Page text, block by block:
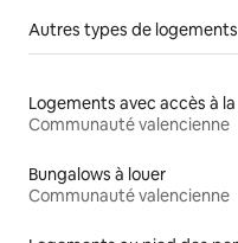
Autres types de logements
Communauté valencienne
Bungalows à louer
Communauté valencienne